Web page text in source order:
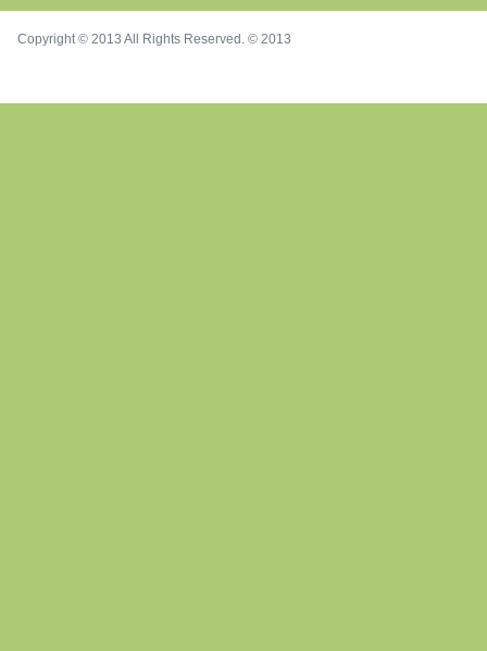
Copyright © 2013 All Rights Reserved. © 2013